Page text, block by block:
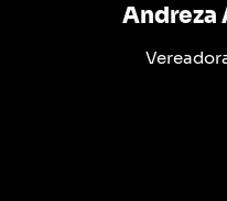
Andreza